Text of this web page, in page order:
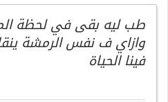
طب ليه بقى في لحظة
وازاي ف نفس الرمشة
فينا الحياة